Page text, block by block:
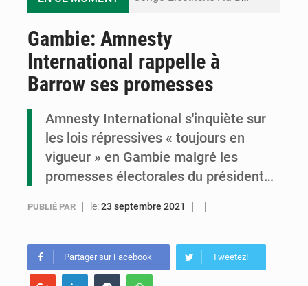
Congo : l’UDSN célèbre 393 nouveaux diplômés et mise sur l’excellence académique
Gambie: Amnesty
International rappelle à
Barrow ses promesses
Amnesty International s'inquiète sur
les lois répressives « toujours en
vigueur » en Gambie malgré les
promesses électorales du président…
PUBLIÉ PAR le:23 septembre 2021
Partager sur Facebook Tweetez!